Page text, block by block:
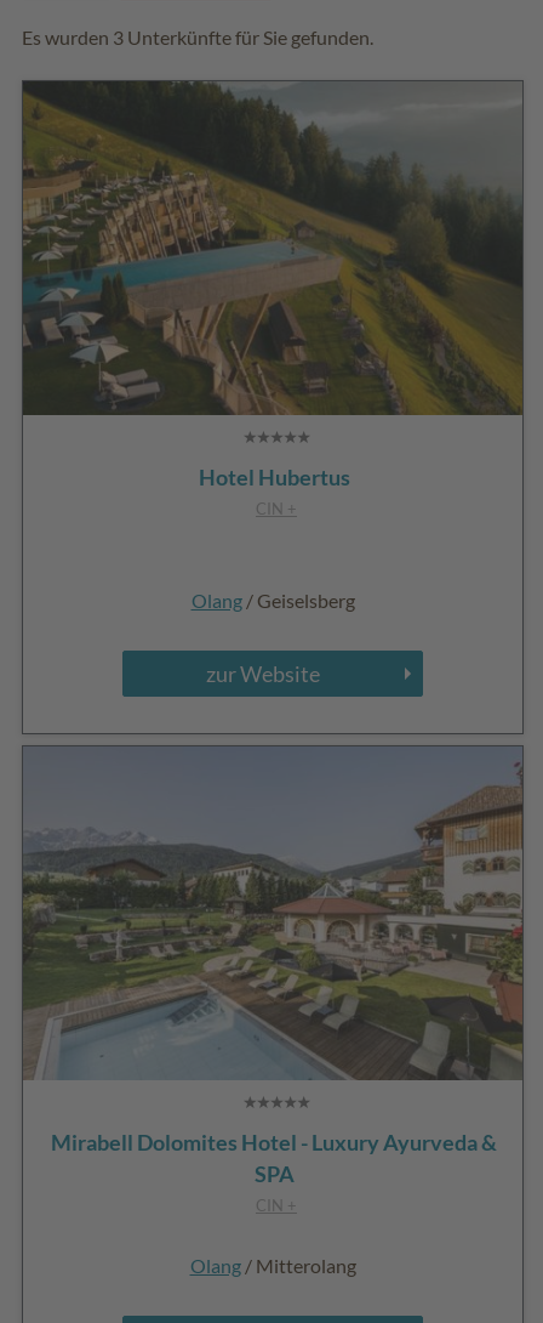
Es wurden 3 Unterkünfte für Sie gefunden.
Hotel Hubertus
CIN +
Olang/ Geiselsberg
zur Website
Mirabell Dolomites Hotel - Luxury Ayurveda &
SPA
CIN +
Olang/ Mitterolang